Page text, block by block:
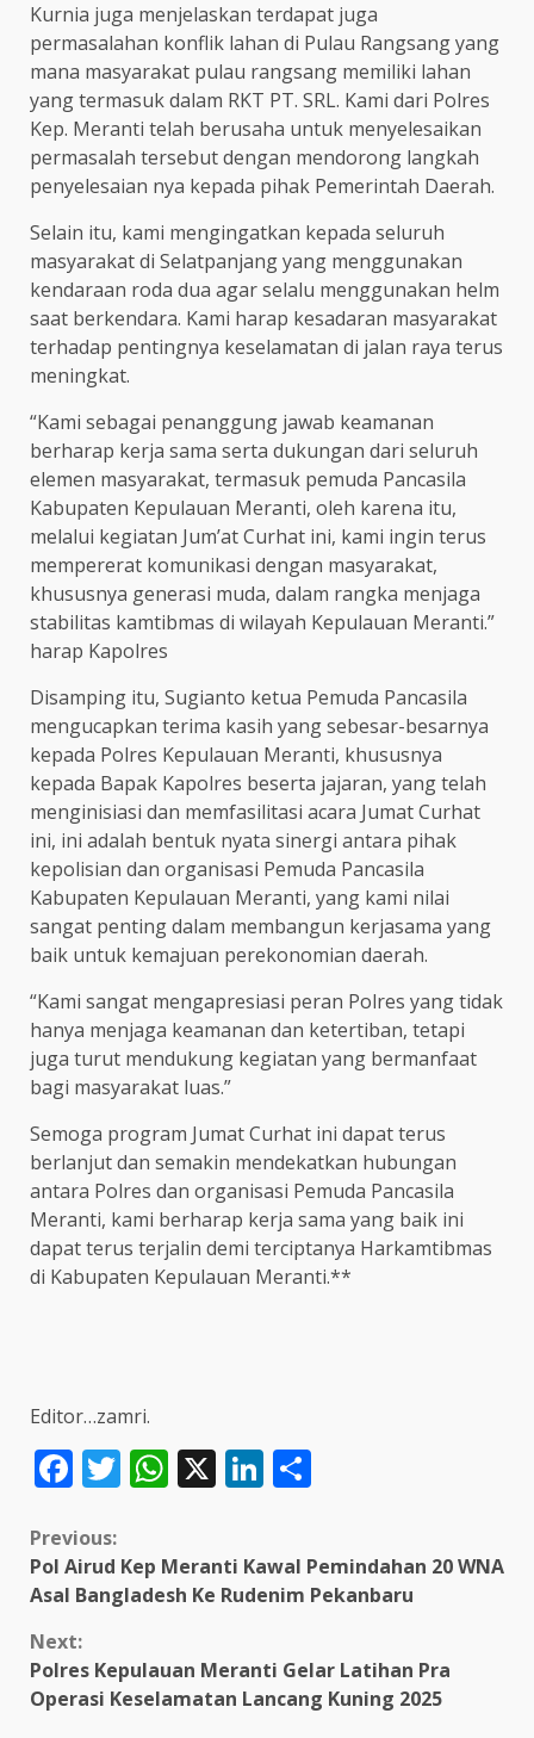
Kurnia juga menjelaskan terdapat juga
permasalahan konflik lahan di Pulau Rangsang yang
mana masyarakat pulau rangsang memiliki lahan
yang termasuk dalam RKT PT. SRL. Kami dari Polres
Kep. Meranti telah berusaha untuk menyelesaikan
permasalah tersebut dengan mendorong langkah
penyelesaian nya kepada pihak Pemerintah Daerah.
Selain itu, kami mengingatkan kepada seluruh
masyarakat di Selatpanjang yang menggunakan
kendaraan roda dua agar selalu menggunakan helm
saat berkendara. Kami harap kesadaran masyarakat
terhadap pentingnya keselamatan di jalan raya terus
meningkat.
“Kami sebagai penanggung jawab keamanan
berharap kerja sama serta dukungan dari seluruh
elemen masyarakat, termasuk pemuda Pancasila
Kabupaten Kepulauan Meranti, oleh karena itu,
melalui kegiatan Jum’at Curhat ini, kami ingin terus
mempererat komunikasi dengan masyarakat,
khususnya generasi muda, dalam rangka menjaga
stabilitas kamtibmas di wilayah Kepulauan Meranti.”
harap Kapolres
Disamping itu, Sugianto ketua Pemuda Pancasila
mengucapkan terima kasih yang sebesar-besarnya
kepada Polres Kepulauan Meranti, khususnya
kepada Bapak Kapolres beserta jajaran, yang telah
menginisiasi dan memfasilitasi acara Jumat Curhat
ini, ini adalah bentuk nyata sinergi antara pihak
kepolisian dan organisasi Pemuda Pancasila
Kabupaten Kepulauan Meranti, yang kami nilai
sangat penting dalam membangun kerjasama yang
baik untuk kemajuan perekonomian daerah.
“Kami sangat mengapresiasi peran Polres yang tidak
hanya menjaga keamanan dan ketertiban, tetapi
juga turut mendukung kegiatan yang bermanfaat
bagi masyarakat luas.”
Semoga program Jumat Curhat ini dapat terus
berlanjut dan semakin mendekatkan hubungan
antara Polres dan organisasi Pemuda Pancasila
Meranti, kami berharap kerja sama yang baik ini
dapat terus terjalin demi terciptanya Harkamtibmas
di Kabupaten Kepulauan Meranti.**
Editor…zamri.
Facebook
Twitter
WhatsApp
X LinkedIn
Continue
Reading
Previous:
Pol Airud Kep Meranti Kawal Pemindahan 20 WNA
Asal Bangladesh Ke Rudenim Pekanbaru
Next:
Polres Kepulauan Meranti Gelar Latihan Pra
Operasi Keselamatan Lancang Kuning 2025